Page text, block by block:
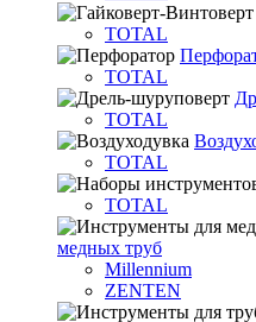
TOTAL
TOTAL
TOTAL
TOTAL
TOTAL
медных труб
Millennium
ZENTEN